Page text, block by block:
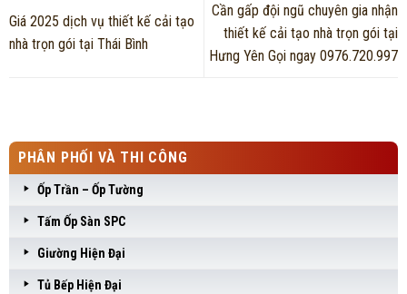
Giá 2025 dịch vụ thiết kế cải tạo
nhà trọn gói tại Thái Bình
Cần gấp đội ngũ chuyên gia nhận
thiết kế cải tạo nhà trọn gói tại
Hưng Yên Gọi ngay 0976.720.997
PHÂN PHỐI VÀ THI CÔNG
Ốp Trần – Ốp Tường
Tấm Ốp Sàn SPC
Giường Hiện Đại
Tủ Bếp Hiện Đại